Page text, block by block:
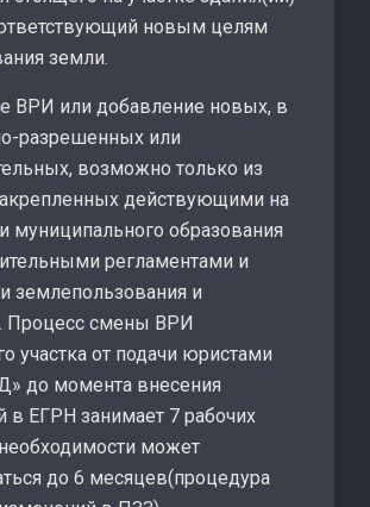
новым целям
земли.
ВРИ или добавление новых, в
разрешенных или
возможно только из
действующими на
муниципального образования
регламентами и
землепользования и
Процесс смены ВРИ
участка от подачи юристами
до момента внесения
в ЕГРН занимает 7 рабочих
может
до 6 месяцев(процедура